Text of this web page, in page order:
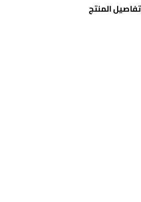
تفاصيل المنتج